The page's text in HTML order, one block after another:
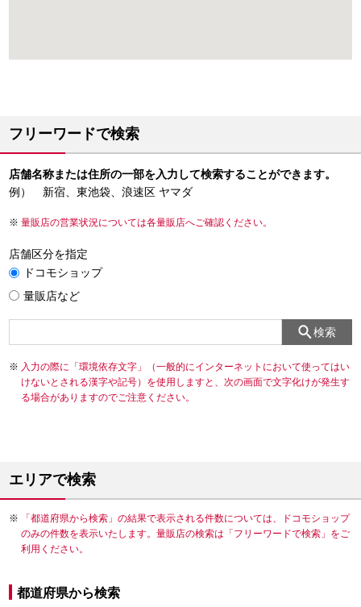
フリーワードで検索
店舗名称または住所の一部を入力して検索することができます。
例） 新宿、東池袋、浪速区 ヤマダ
量販店の営業状況については各量販店へご確認ください。
店舗区分を指定
ドコモショップ
量販店など
検索
入力の際に「環境依存文字」（一般的にインターネットにおいて使ってはい
けないとされる漢字や記号）を使用しますと、次の画面で文字化けが発生す
る場合がありますのでご注意ください。
エリアで検索
「都道府県から検索」の結果で表示される件数については、ドコモショップ
のみの件数を表示いたします。量販店の検索は「フリーワードで検索」をご
利用ください。
都道府県から検索